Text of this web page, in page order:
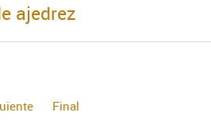
ajedrez
Final